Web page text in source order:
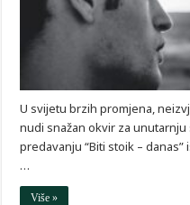
U svijetu brzih promjena,
nudi snažan okvir za
predavanju “Biti stoik –
…
Više »